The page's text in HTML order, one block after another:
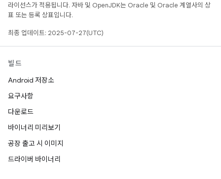
라이선스가 적용됩니다. 자바 및 OpenJDK는 Oracle 및 Oracle 계열사의 상
표 또는 등록 상표입니다.
최종 업데이트: 2025-07-27(UTC)
빌드
Android 저장소
요구사항
다운로드
바이너리 미리보기
공장 출고 시 이미지
드라이버 바이너리